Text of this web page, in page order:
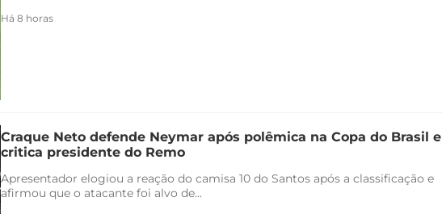
Há 8 horas
Craque Neto defende Neymar após polêmica na Copa do Brasil e
critica presidente do Remo
Apresentador elogiou a reação do camisa 10 do Santos após a classificação e
afirmou que o atacante foi alvo de...